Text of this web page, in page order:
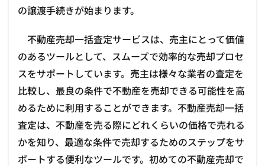
の譲渡手続きが始まります。
不動産売却一括査定サービスは、売主にとって価値
のあるツールとして、スムーズで効率的な売却プロセ
スをサポートしています。売主は様々な業者の査定を
比較し、最良の条件で不動産を売却できる可能性を高
めるために利用することができます。不動産売却一括
査定は、不動産を売る際にどれくらいの価格で売れる
かを知り、最適な条件で売却するためのステップをサ
ポートする便利なツールです。初めての不動産売却で